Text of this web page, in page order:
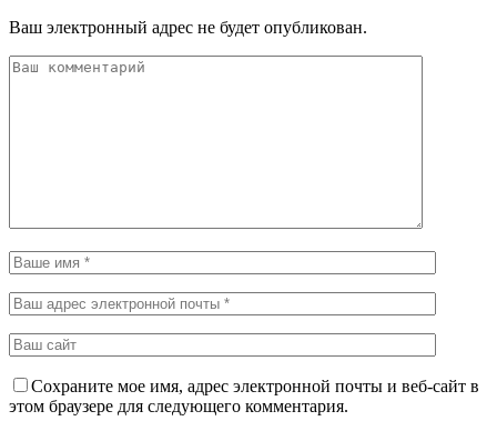
Ваш электронный адрес не будет опубликован.
Сохраните мое имя, адрес электронной почты и веб-сайт в
этом браузере для следующего комментария.